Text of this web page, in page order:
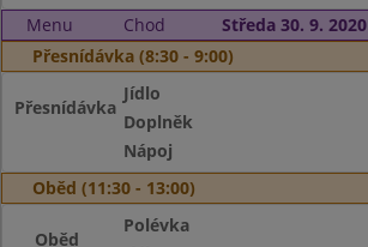
Menu
Chod
Středa 30. 9. 2020
Přesnídávka (8:30 - 9:00)
Přesnídávka
Jídlo
Doplněk
Nápoj
Oběd (11:30 - 13:00)
Oběd
Polévka